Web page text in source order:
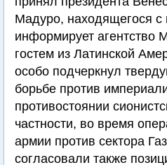
Мадуро, находящегося с
информирует агентство
гостем из Латинской
особо подчеркнул
борьбе против
противостоянии
частности, во время
армии против сектора
согласовали также